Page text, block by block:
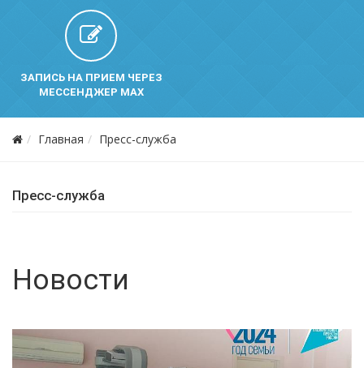
ЗАПИСЬ НА ПРИЕМ ЧЕРЕЗ
МЕССЕНДЖЕР MAX
Главная Пресс-служба
Пресс-служба
Новости